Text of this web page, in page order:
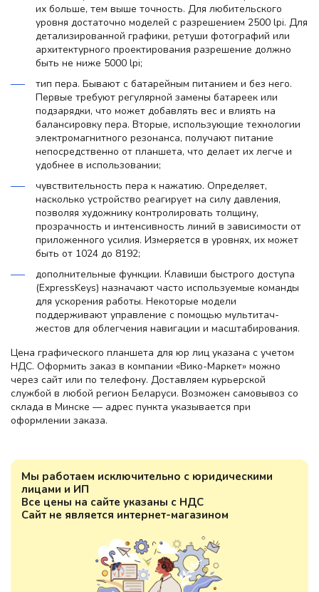
Мы работаем исключительно с юридическими
лицами и ИП
Все цены на сайте указаны с НДС
Сайт не является интернет-магазином
их больше, тем выше точность. Для любительского
уровня достаточно моделей с разрешением 2500 lpi. Для
детализированной графики, ретуши фотографий или
архитектурного проектирования разрешение должно
быть не ниже 5000 lpi;
тип пера. Бывают с батарейным питанием и без него.
Первые требуют регулярной замены батареек или
подзарядки, что может добавлять вес и влиять на
балансировку пера. Вторые, использующие технологии
электромагнитного резонанса, получают питание
непосредственно от планшета, что делает их легче и
удобнее в использовании;
чувствительность пера к нажатию. Определяет,
насколько устройство реагирует на силу давления,
позволяя художнику контролировать толщину,
прозрачность и интенсивность линий в зависимости от
приложенного усилия. Измеряется в уровнях, их может
быть от 1024 до 8192;
дополнительные функции. Клавиши быстрого доступа
(ExpressKeys) назначают часто используемые команды
для ускорения работы. Некоторые модели
поддерживают управление с помощью мультитач-
жестов для облегчения навигации и масштабирования.
Цена графического планшета для юр лиц указана с учетом
НДС. Оформить заказ в компании «Вико-Маркет» можно
через сайт или по телефону. Доставляем курьерской
службой в любой регион Беларуси. Возможен самовывоз со
склада в Минске — адрес пункта указывается при
оформлении заказа.